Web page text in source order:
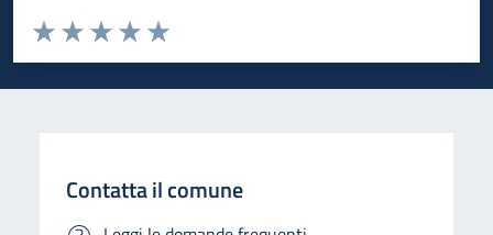
Valuta da 1 a 5 stelle la pagina
Valuta 5 stelle su 5
Valuta 4 stelle su 5
Valuta 3 stelle su 5
Valuta 2 stelle su 5
Valuta 1 stelle su 5
Contatta il comune